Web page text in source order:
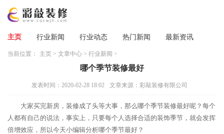
主页 行业新闻 行业动态 热门新闻 最新资讯
当前位置： 主页 > 文章中心 > 行业新闻 >
哪个季节装修最好
发表时间：2020-02-28 18:02 文章来源：彩敲装修有限公司
大家买完新房，装修成了头等大事，那么哪个季节装修最好呢？每个
人都有自己的说法，事实上，只要每个人选择合适的装饰季节，就会发挥
倍增效应，所以今天小编辑分析哪个季节最好？